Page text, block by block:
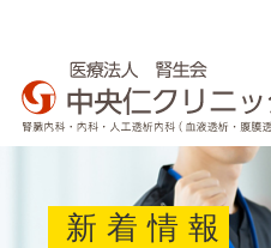
新着情報